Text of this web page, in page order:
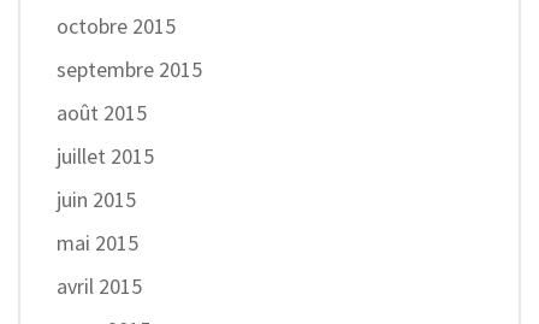
octobre 2015
septembre 2015
août 2015
juillet 2015
juin 2015
mai 2015
avril 2015